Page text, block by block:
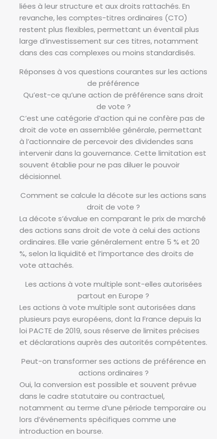
liées à leur structure et aux droits rattachés. En
revanche, les comptes-titres ordinaires (CTO)
restent plus flexibles, permettant un éventail plus
large d’investissement sur ces titres, notamment
dans des cas complexes ou moins standardisés.
Réponses à vos questions courantes sur les actions
de préférence
Qu’est-ce qu’une action de préférence sans droit
de vote ?
C’est une catégorie d’action qui ne confère pas de
droit de vote en assemblée générale, permettant
à l’actionnaire de percevoir des dividendes sans
intervenir dans la gouvernance. Cette limitation est
souvent établie pour ne pas diluer le pouvoir
décisionnel.
Comment se calcule la décote sur les actions sans
droit de vote ?
La décote s’évalue en comparant le prix de marché
des actions sans droit de vote à celui des actions
ordinaires. Elle varie généralement entre 5 % et 20
%, selon la liquidité et l’importance des droits de
vote attachés.
Les actions à vote multiple sont-elles autorisées
partout en Europe ?
Les actions à vote multiple sont autorisées dans
plusieurs pays européens, dont la France depuis la
loi PACTE de 2019, sous réserve de limites précises
et déclarations auprès des autorités compétentes.
Peut-on transformer ses actions de préférence en
actions ordinaires ?
Oui, la conversion est possible et souvent prévue
dans le cadre statutaire ou contractuel,
notamment au terme d’une période temporaire ou
lors d’événements spécifiques comme une
introduction en bourse.